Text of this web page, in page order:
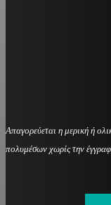
Απαγορεύεται η μερική ή
πολυμέσων χωρίς την